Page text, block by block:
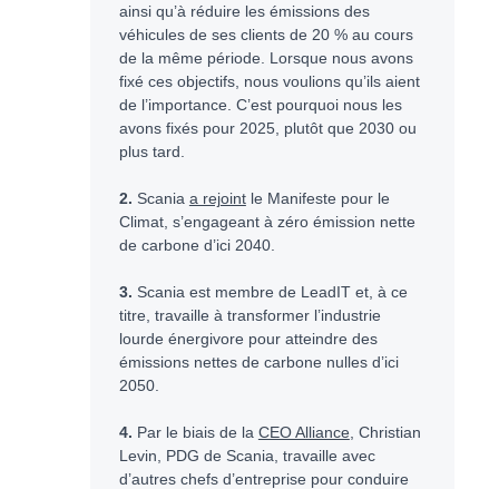
ainsi qu’à réduire les émissions des
véhicules de ses clients de 20 % au cours
de la même période. Lorsque nous avons
fixé ces objectifs, nous voulions qu’ils aient
de l’importance. C’est pourquoi nous les
avons fixés pour 2025, plutôt que 2030 ou
plus tard.
2. Scania a rejointle Manifeste pour le
Climat, s’engageant à zéro émission nette
de carbone d’ici 2040.
3. Scania est membre de LeadIT et, à ce
titre, travaille à transformer l’industrie
lourde énergivore pour atteindre des
émissions nettes de carbone nulles d’ici
2050.
4. Par le biais de la CEO Alliance , Christian
Levin, PDG de Scania, travaille avec
d’autres chefs d’entreprise pour conduire